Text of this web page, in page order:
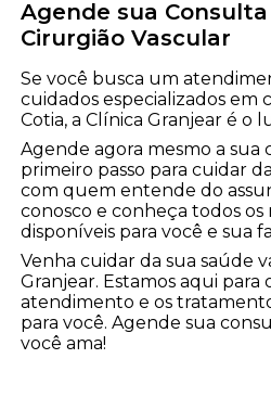
Agende sua
Cirurgião Vascular
Se você busca um
cuidados especializados em
Cotia, a Clínica Granjear é o
Agende agora mesmo a sua
primeiro passo para cuidar
com quem entende do
conosco e conheça todos os
disponíveis para você e sua
Venha cuidar da sua saúde
Granjear. Estamos aqui
atendimento e os
para você. Agende sua
você ama!